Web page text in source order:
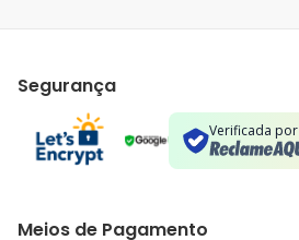
Segurança
Verificada por
Meios de Pagamento